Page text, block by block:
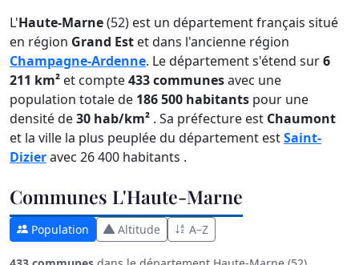
L'Haute-Marne(52) est un département français situé
en région Grand Est et dans l'ancienne région
Champagne-Ardenne. Le département s'étend sur6
211 km² et compte433 communesavec une
population totale de 186 500 habitants pour une
densité de30 hab/km² . Sa préfecture est Chaumont
et la ville la plus peuplée du département estSaint-
Dizieravec 26 400 habitants .
Communes L'Haute-Marne
Population Altitude A–Z